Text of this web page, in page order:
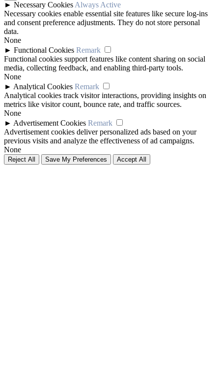
► Necessary Cookies Always Active
Necessary cookies enable essential site features like secure log-ins
and consent preference adjustments. They do not store personal
data.
None
► Functional Cookies Remark
Functional cookies support features like content sharing on social
media, collecting feedback, and enabling third-party tools.
None
► Analytical Cookies Remark
Analytical cookies track visitor interactions, providing insights on
metrics like visitor count, bounce rate, and traffic sources.
None
► Advertisement Cookies Remark
Advertisement cookies deliver personalized ads based on your
previous visits and analyze the effectiveness of ad campaigns.
None
Reject All Save My Preferences Accept All